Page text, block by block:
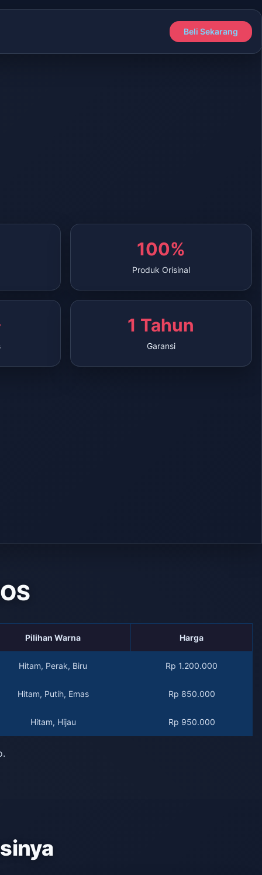
Beli Sekarang
100%
Produk Orisinal
1 Tahun
Garansi
Pilihan Warna Harga
Hitam, Perak, Biru Rp 1.200.000
Hitam, Putih, Emas Rp 850.000
Hitam, Hijau Rp 950.000